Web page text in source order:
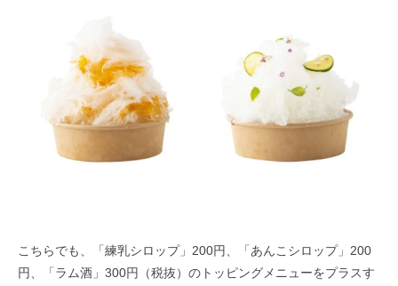
こちらでも、「練乳シロップ」200円、「あんこシロップ」200
円、「ラム酒」300円（税抜）のトッピングメニューをプラスす